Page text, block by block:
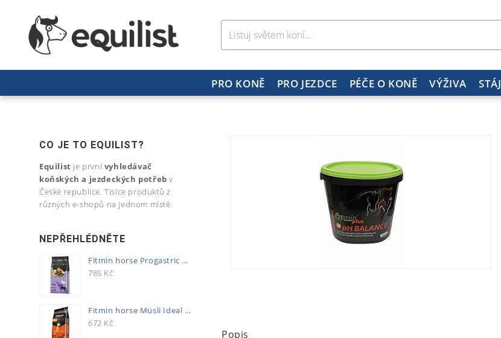
PRO KONĚ PRO JEZDCE PÉČE O KONĚ VÝŽIVA STÁJ
Popis
CO JE TO EQUILIST?
Equilist je první vyhledávač
koňských a jezdeckých potřeb v
České republice. Tisíce produktů z
různých e-shopů na jednom místě.
NEPŘEHLÉDNĚTE
Fitmin horse Progastric 20kg
785 Kč
Fitmin horse Müsli Ideal 20kg
672 Kč